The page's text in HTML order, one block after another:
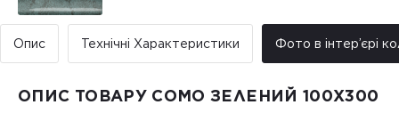
Опис Технічні Характеристики Фото в інтер’єрі
ОПИС ТОВАРУ COMO ЗЕЛЕНИЙ 100X300